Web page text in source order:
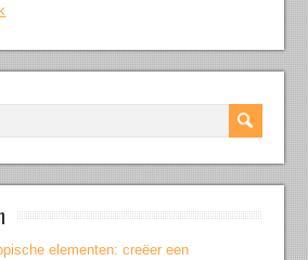
elementen: creëer een